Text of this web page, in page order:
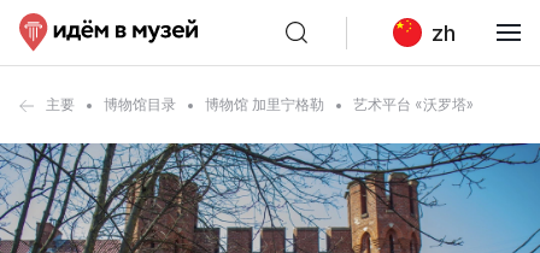
zh
主要 博物馆目录 博物馆 加里宁格勒 艺术平台 «沃罗塔»